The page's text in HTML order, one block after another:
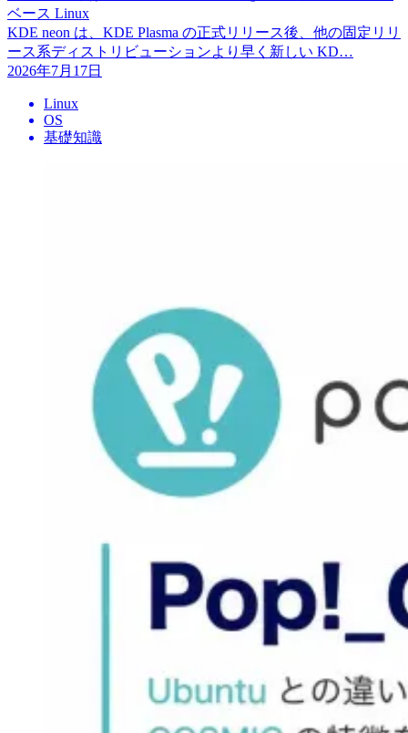
ベース Linux
KDE neon は、KDE Plasma の正式リリース後、他の固定リリ
ース系ディストリビューションより早く新しい KD…
2026年7月17日
Linux
OS
基礎知識